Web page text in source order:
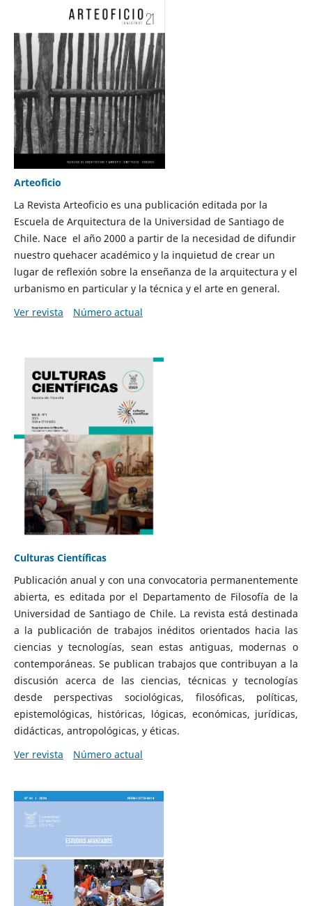
Arteoficio
La Revista Arteoficio es una publicación editada por la
Escuela de Arquitectura de la Universidad de Santiago de
Chile. Nace el año 2000 a partir de la necesidad de difundir
nuestro quehacer académico y la inquietud de crear un
lugar de reflexión sobre la enseñanza de la arquitectura y el
urbanismo en particular y la técnica y el arte en general.
Ver revista
Número actual
Culturas Científicas
Publicación anual y con una convocatoria permanentemente
abierta, es editada por el Departamento de Filosofía de la
Universidad de Santiago de Chile. La revista está destinada
a la publicación de trabajos inéditos orientados hacia las
ciencias y tecnologías, sean estas antiguas, modernas o
contemporáneas. Se publican trabajos que contribuyan a la
discusión acerca de las ciencias, técnicas y tecnologías
desde perspectivas sociológicas, filosóficas, políticas,
epistemológicas, históricas, lógicas, económicas, jurídicas,
didácticas, antropológicas, y éticas.
Ver revista
Número actual